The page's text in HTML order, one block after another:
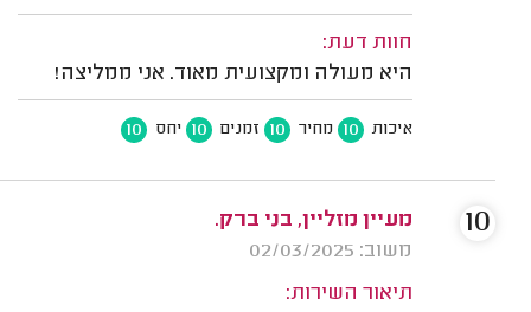
חוות דעת:
היא מעולה ומקצועית מאוד. אני ממליצה!
איכות 10 מחיר 10 זמנים 10 יחס 10
מעיין מזליין, בני ברק.
משוב: 02/03/2025
תיאור השירות:
10